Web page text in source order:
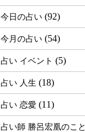
今日の占い (92)
今月の占い (54)
占い イベント (5)
占い 人生 (18)
占い 恋愛 (11)
占い師 勝呂宏凰のこと